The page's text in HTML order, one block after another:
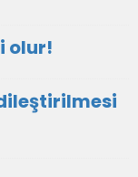
olur!